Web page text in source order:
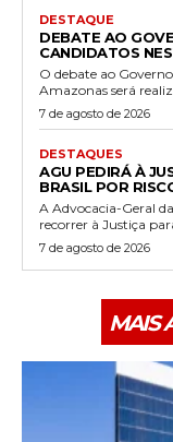
DESTAQUE
DEBATE AO
CANDIDATOS
O debate ao
Amazonas será
7 de agosto de 2026
DESTAQUES
AGU PEDIRÁ À
BRASIL POR
A Advocacia-Geral
recorrer à Justiça
7 de agosto de 2026
MAIS